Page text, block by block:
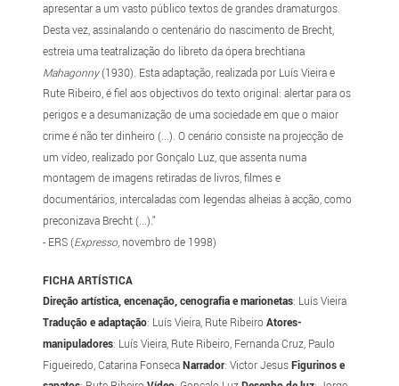
apresentar a um vasto público textos de grandes dramaturgos.
Desta vez, assinalando o centenário do nascimento de Brecht,
estreia uma teatralização do libreto da ópera brechtiana
Mahagonny(1930). Esta adaptação, realizada por Luís Vieira e
Rute Ribeiro, é fiel aos objectivos do texto original: alertar para os
perigos e a desumanização de uma sociedade em que o maior
crime é não ter dinheiro (...). O cenário consiste na projecção de
um vídeo, realizado por Gonçalo Luz, que assenta numa
montagem de imagens retiradas de livros, filmes e
documentários, intercaladas com legendas alheias à acção, como
preconizava Brecht (...)."
- ERS (Expresso , novembro de 1998)
FICHA ARTÍSTICA
Direção artística, encenação, cenografia e marionetas: Luís Vieira
Tradução e adaptação: Luís Vieira, Rute RibeiroAtores-
manipuladores: Luís Vieira, Rute Ribeiro, Fernanda Cruz, Paulo
Figueiredo, Catarina FonsecaNarrador: Victor JesusFigurinos e